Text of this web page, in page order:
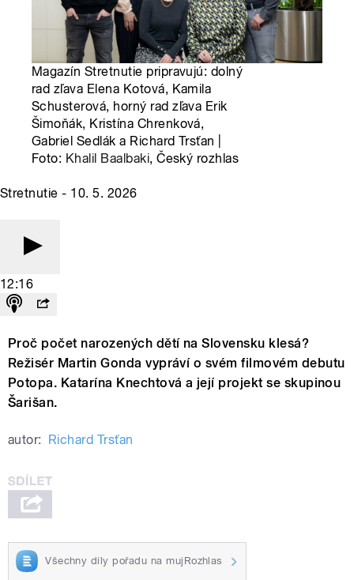
Magazín Stretnutie pripravujú: dolný
rad zľava Elena Kotová, Kamila
Schusterová, horný rad zľava Erik
Šimoňák, Kristína Chrenková,
Gabriel Sedlák a Richard Trsťan |
Foto: Khalil Baalbaki, Český rozhlas
Stretnutie - 10. 5. 2026
12:16
Proč počet narozených dětí na Slovensku klesá?
Režisér Martin Gonda vypráví o svém filmovém debutu
Potopa. Katarína Knechtová a její projekt se skupinou
Šarišan.
autor: Richard Trsťan
Všechny díly pořadu na mujRozhlas